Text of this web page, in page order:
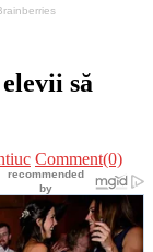
să
Comment(0)